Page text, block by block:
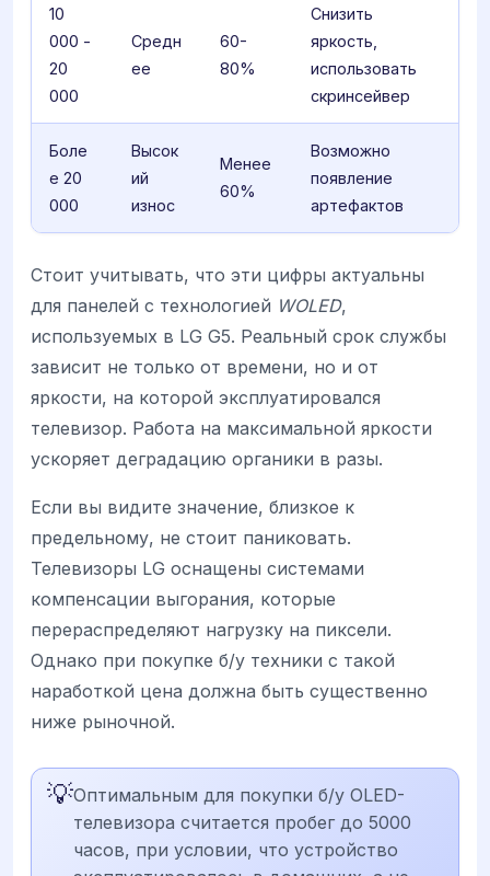
10
000 -
20
000
Средн
ее
60-
80%
Снизить
яркость,
использовать
скринсейвер
Боле
е 20
000
Высок
ий
износ
Менее
60%
Возможно
появление
артефактов
Стоит учитывать, что эти цифры актуальны
для панелей с технологией WOLED,
используемых в LG G5. Реальный срок службы
зависит не только от времени, но и от
яркости, на которой эксплуатировался
телевизор. Работа на максимальной яркости
ускоряет деградацию органики в разы.
Если вы видите значение, близкое к
предельному, не стоит паниковать.
Телевизоры LG оснащены системами
компенсации выгорания, которые
перераспределяют нагрузку на пиксели.
Однако при покупке б/у техники с такой
наработкой цена должна быть существенно
ниже рыночной.
💡Оптимальным для покупки б/у OLED-
телевизора считается пробег до 5000
часов, при условии, что устройство